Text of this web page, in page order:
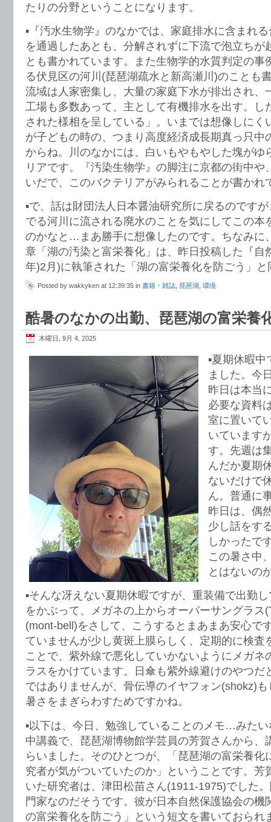
たりの分野ということになります。
▪️『汚水生物学』のなかでは、家庭排水に含まれ
を通過したあとも、分解されずに下流で泡立ちが
とも書かれています。また生物学的水質判定の事
る伏見区の河川(琵琶湖疏水と新高瀬川)のことも
流域は人家密集し、大量の家庭下水が排出され、
工場も多数あって、主として有機排水を出す。し
された様相を呈している」。いまでは想像しにく
が子どもの時の、つまり高度経済成長期真っ只中
からね。川のなかには、白いもやもやした塊がゆ
リアです。『汚染生物学』の脚注に京都の街中や
いだで、このバクテリアがみられることが書かれ
▪️で、話は財団法人日本醤油研究所に戻るのです
でる河川に流される廃水のことを気にしてこの本
のかなと…まあ勝手に想像したのです。ちなみに
章「湖の汚染と富栄養化」は、昨日投稿した『自
年)2月)に執筆された「湖の富栄養化を防ごう」
Posted by wakkyken at 12:39:35 in 書籍・雑誌 琵琶湖 環境
酷暑のなかの出勤、琵琶湖の富栄養
木曜日, 9月 4, 2025
▪️夏期休暇
ました。今
昨日は本当
必要な資料
室に置いて
いています
す。先週は
んだか夏期
ないだけで
ん。普通に
昨日は、偶
少し話をす
しかったで
この暑さ中
とはないの
▪️そんな冴えない夏期休暇ですが、重装備で出勤
をかぶって、メガネの上からオーバーサングラス
(mont-bell)をさして、こうするとまあまあ安心で
ていませんが少し黄斑上膜らしく、定期的に検査
ことで、紫外線で悪化していかないようにメガネ
ラスをかけています。日傘も紫外線避けのやつだ
ではありませんが、骨伝導のイヤフォン(shokz)
暑さをまぎらわすためですかね。
▪️以下は、今日、勉強していることのメモ…みた
中講義で、琵琶湖博物館学芸員の芳賀さんから、
らいました。そのひとつが、「琵琶湖の富栄養化
究者が気がついていたのか」ということです。芳
いた研究者は、津田松苗さん(1911-1975)でした
門家なのだそうです。彼が日本自然保護協会の機
の富栄養化を防ごう」という短文を書いておられ